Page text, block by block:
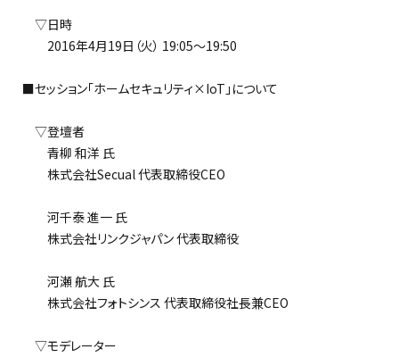
▽日時
2016年4月19日（火） 19:05～19:50
■セッション「ホームセキュリティ×IoT」について
▽登壇者
青柳 和洋 氏
株式会社Secual 代表取締役CEO
河千泰 進一 氏
株式会社リンクジャパン 代表取締役
河瀬 航大 氏
株式会社フォトシンス 代表取締役社長兼CEO
▽モデレーター